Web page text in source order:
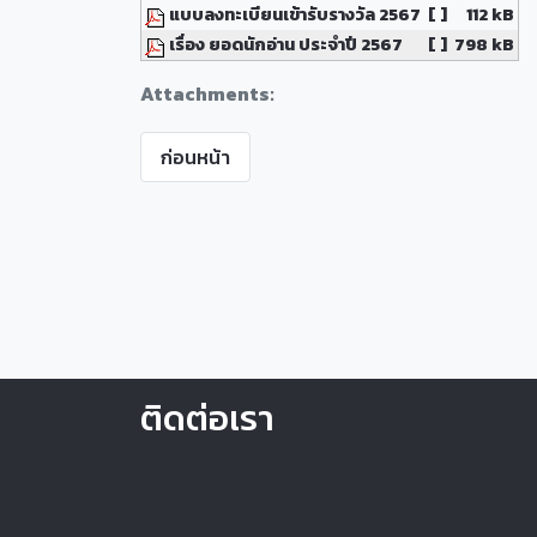
Attachments:
แบบลงทะเบียนเข้ารับรางวัล 2567 [ ]
112 kB
เรื่อง ยอดนักอ่าน ประจำปี 2567
[ ] 798 kB
ก่อนหน้า
ติดต่อเรา